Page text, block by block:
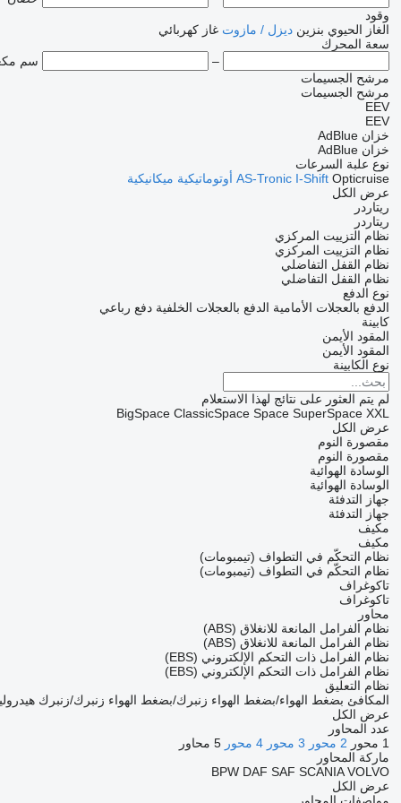
وقود
الغاز الحيوي بنزين ديزل / مازوت غاز كهربائي
سعة المحرك
–
سم
مرشح الجسيمات
مرشح الجسيمات
EEV
EEV
خزان AdBlue
خزان AdBlue
نوع علبة السرعات
AS-Tronic I-Shift Opticruise أوتوماتيكية ميكانيكية
عرض الكل
ريتاردر
ريتاردر
نظام التزييت المركزي
نظام التزييت المركزي
نظام القفل التفاضلي
نظام القفل التفاضلي
نوع الدفع
الدفع بالعجلات الأمامية الدفع بالعجلات الخلفية دفع رباعي
كابينة
المقود الأيمن
المقود الأيمن
نوع الكابينة
لم يتم العثور على نتائج لهذا الاستعلام
BigSpace ClassicSpace Space SuperSpace XXL
عرض الكل
مقصورة النوم
مقصورة النوم
الوسادة الهوائية
الوسادة الهوائية
جهاز التدفئة
جهاز التدفئة
مكيف
مكيف
نظام التحكّم في التطواف (تيمبومات)
نظام التحكّم في التطواف (تيمبومات)
تاكوغراف
تاكوغراف
محاور
نظام الفرامل المانعة للانغلاق (ABS)
نظام الفرامل المانعة للانغلاق (ABS)
نظام الفرامل ذات التحكم الإلكتروني (EBS)
نظام الفرامل ذات التحكم الإلكتروني (EBS)
نظام التعليق
المكافئ بضغط الهواء/بضغط الهواء زنبرك/بضغط الهواء زنبرك/زنبرك
عرض الكل
عدد المحاور
1 محور
2 محور 3 محور 4 محور
5 محاور
ماركة المحاور
BPW DAF SAF SCANIA VOLVO
عرض الكل